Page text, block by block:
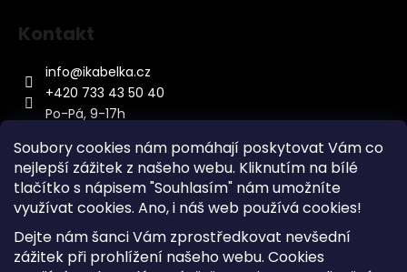
Soubory cookies nám pomáhají poskytovat Vám co
nejlepší zážitek z našeho webu. Kliknutím na bílé
tlačítko s nápisem "Souhlasím" nám umožníte
využívat cookies. Ano, i náš web používá cookies!
Dejte nám šanci Vám zprostředkovat nevšední
zážitek při prohlížení našeho webu. Cookies
Kontakt
info@ikabelka.cz
+420 733 43 50 40
Po-Pá, 9-17h
Kontakt
Sitemap